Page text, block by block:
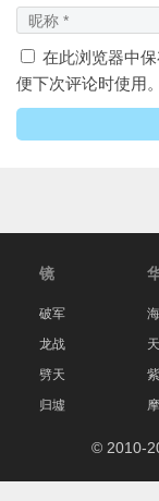
在此浏览器中
便下次评论时使用。
镜
破军
龙战
劈天
归墟
© 2010-